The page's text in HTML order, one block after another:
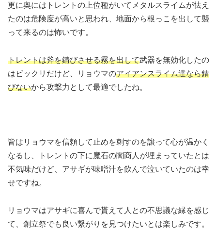
更に奥にはトレントの上位種がいてメタルスライムが怯え
たのは危険度が高いと思われ、地面から根っこを出して襲
って来るのは怖いです。
トレントは斧を錆びさせる霧を出して武器を無効化したの
はビックリだけど、リョウマのアイアンスライム達なら錆
びないから攻撃力として最適でしたね。
皆はリョウマを信頼して止めを刺すのを譲って心が温かく
なるし、トレントの下に魔石の闇商人が埋まっていたとは
不気味だけど、アサギが味噌汁を飲んで泣いていたのは幸
せですね。
リョウマはアサギに喜んで貰えて人との不思議な縁を感じ
て、創立祭でも良い繋がりを見つけたいとは楽しみです。